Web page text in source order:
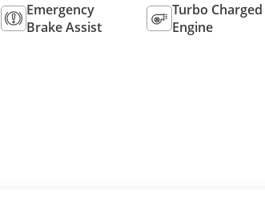
Emergency
Brake Assist
Turbo Charged
Engine